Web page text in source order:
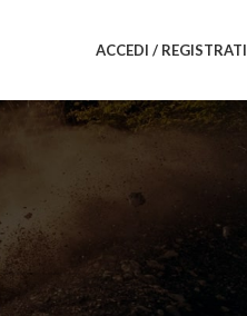
ACCEDI / REGISTRATI